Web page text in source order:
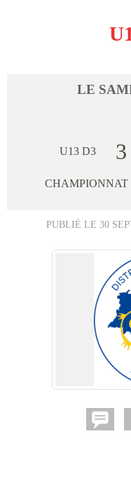
LE
U13 D3 3
CHAMPIONNAT
PUBLIÉ LE 30